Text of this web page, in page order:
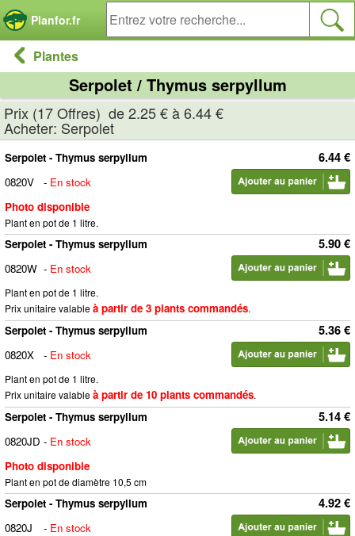
Planfor.fr
Plantes
Serpolet / Thymus serpyllum
Prix (17 Offres) de 2.25 € à 6.44 €
Acheter: Serpolet
6.44 €
Serpolet - Thymus serpyllum
0820V
- En stock
Photo disponible
Plant en pot de 1 litre.
5.90 €
Serpolet - Thymus serpyllum
0820W - En stock
Plant en pot de 1 litre.
Prix unitaire valableà partir de 3 plants commandés.
5.36 €
Serpolet - Thymus serpyllum
0820X
- En stock
Plant en pot de 1 litre.
Prix unitaire valableà partir de 10 plants commandés.
5.14 €
Serpolet - Thymus serpyllum
0820JD - En stock
Photo disponible
Plant en pot de diamètre 10,5 cm
4.92 €
Serpolet - Thymus serpyllum
0820J
- En stock
Panneau de gestion des cookies